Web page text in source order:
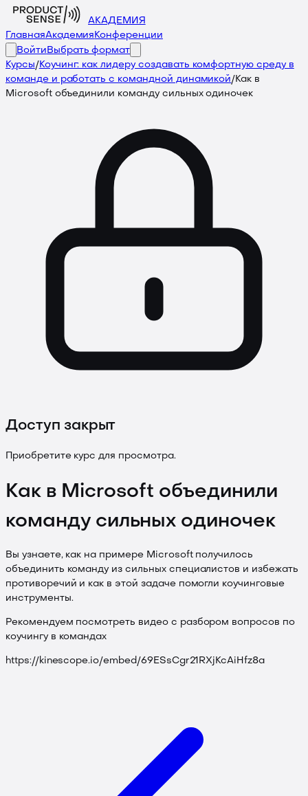
АКАДЕМИЯ
ГлавнаяАкадемия Конференции
Войти Выбрать формат
Курсы/ Коучинг: как лидеру создавать комфортную среду в
команде и работать с командной динамикой/ Как в
Microsoft объединили команду сильных одиночек
Доступ закрыт
Приобретите курс для просмотра.
Как в Microsoft объединили
команду сильных одиночек
Вы узнаете, как на примере Microsoft получилось
объединить команду из сильных специалистов и избежать
противоречий и как в этой задаче помогли коучинговые
инструменты.
Рекомендуем посмотреть видео с разбором вопросов по
коучингу в командах
https://kinescope.io/embed/69ESsCgr21RXjKcAiHfz8a